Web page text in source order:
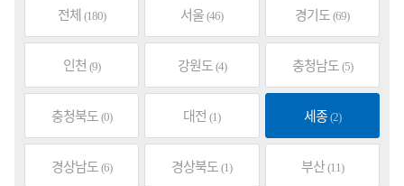
전체 (180) 서울 (46) 경기도 (69)
인천 (9) 강원도 (4) 충청남도 (5)
충청북도 (0) 대전 (1) 세종 (2)
경상남도 (6) 경상북도 (1) 부산 (11)